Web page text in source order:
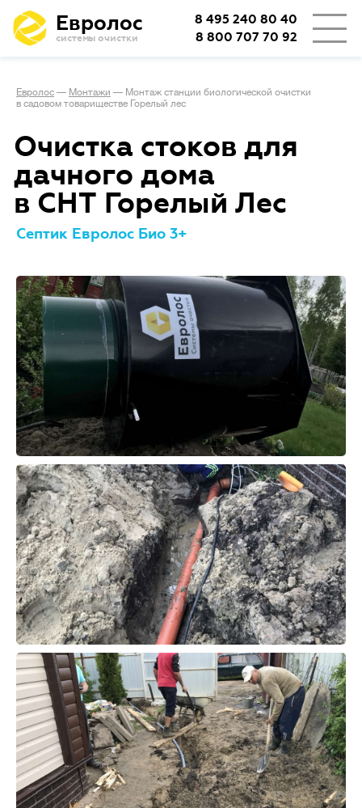
Евролос
системы очистки
8 495 240 80 40
8 800 707 70 92
Евролос — Монтажи — Монтаж станции биологической очистки
в садовом товариществе Горелый лес
Очистка стоков для
дачного дома
в СНТ Горелый Лес
Септик Евролос Био 3+